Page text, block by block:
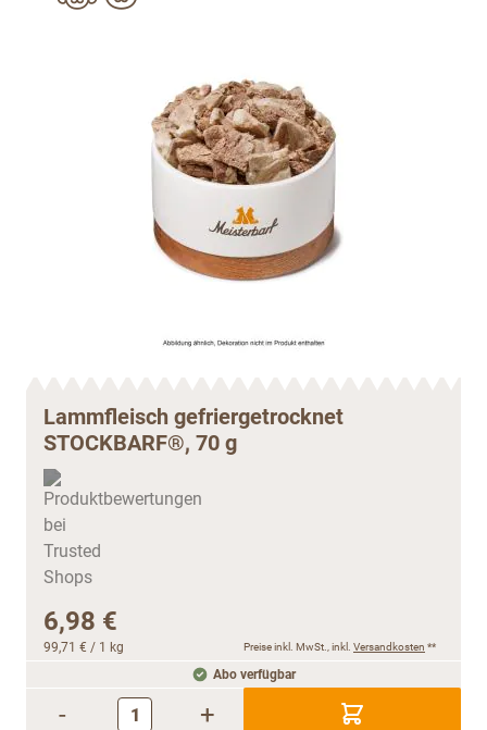
Lammfleisch gefriergetrocknet
STOCKBARF®, 70 g
6,98 €
99,71 € / 1 kg Preise inkl. MwSt., inkl. Versandkosten **
Abo verfügbar
- +